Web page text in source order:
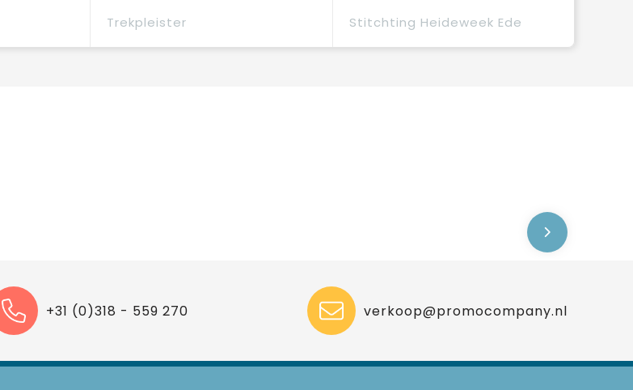
Trekpleister
Stitchting Heideweek Ede
+31 (0)318 - 559 270 verkoop@promocompany.nl